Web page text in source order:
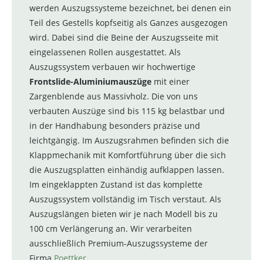
werden Auszugssysteme bezeichnet, bei denen ein
Teil des Gestells kopfseitig als Ganzes ausgezogen
wird. Dabei sind die Beine der Auszugsseite mit
eingelassenen Rollen ausgestattet. Als
Auszugssystem verbauen wir hochwertige
Frontslide-Aluminiumauszüge mit einer
Zargenblende aus Massivholz. Die von uns
verbauten Auszüge sind bis 115 kg belastbar und
in der Handhabung besonders präzise und
leichtgängig. Im Auszugsrahmen befinden sich die
Klappmechanik mit Komfortführung über die sich
die Auszugsplatten einhändig aufklappen lassen.
Im eingeklappten Zustand ist das komplette
Auszugssystem vollständig im Tisch verstaut. Als
Auszugslängen bieten wir je nach Modell bis zu
100 cm Verlängerung an. Wir verarbeiten
ausschließlich Premium-Auszugssysteme der